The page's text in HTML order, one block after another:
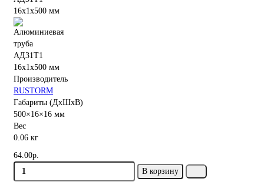
Производитель
RUSTORM
Габариты (ДхШхВ)
500×16×16 мм
Вес
0.06 кг
64.00р.
В корзину